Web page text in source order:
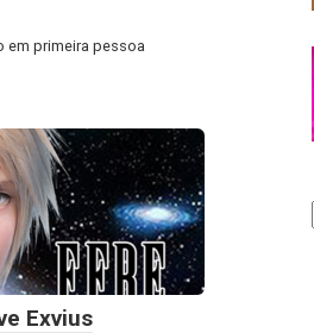
em primeira pessoa
Exvius